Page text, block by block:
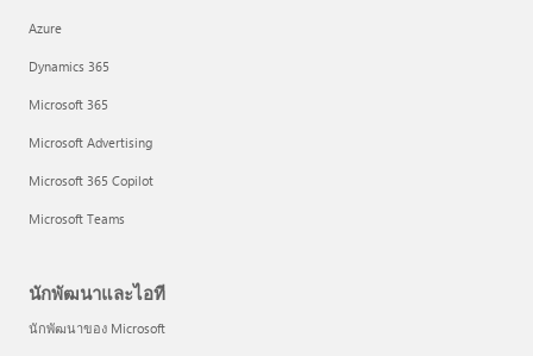
Azure
Dynamics 365
Microsoft 365
Microsoft Advertising
Microsoft 365 Copilot
Microsoft Teams
นักพัฒนาและไอที
นักพัฒนาของ Microsoft